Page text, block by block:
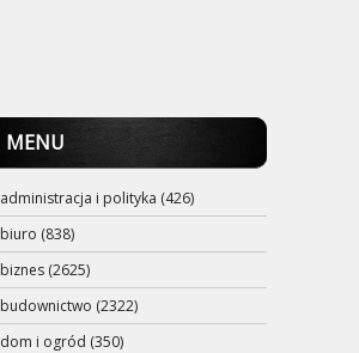
MENU
administracja i polityka (426)
biuro (838)
biznes (2625)
budownictwo (2322)
dom i ogród (350)